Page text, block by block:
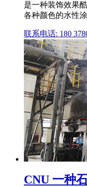
是一种装饰效果
各种颜色的水性
联系电话: 180
CNU 一种